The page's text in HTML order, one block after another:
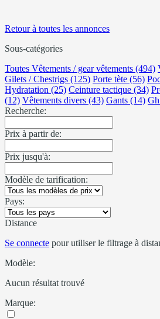
Retour à toutes les annonces
Sous-catégories
Toutes Vêtements / gear vêtements (494)
Gilets / Chestrigs (125) Porte tète (56)
Hydratation (25) Ceinture tactique (34)
(12) Vêtements divers (43) Gants (14)
Recherche:
Prix à partir de:
Prix jusqu'à:
Modèle de tarification:
Pays:
Distance
Se connecte pour utiliser le filtrage à
Modèle:
Aucun résultat trouvé
Marque: